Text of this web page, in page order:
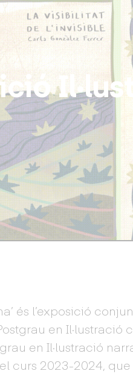
és l’exposició
en
en Il·lustració
curs 2023-2024,